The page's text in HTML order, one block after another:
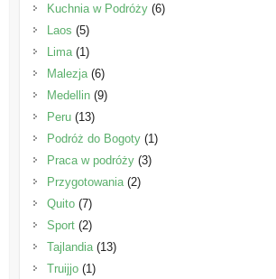
Kuchnia w Podróży(6)
Laos (5)
Lima(1)
Malezja(6)
Medellin(9)
Peru(13)
Podróż do Bogoty(1)
Praca w podróży(3)
Przygotowania(2)
Quito(7)
Sport(2)
Tajlandia(13)
Truijjo(1)